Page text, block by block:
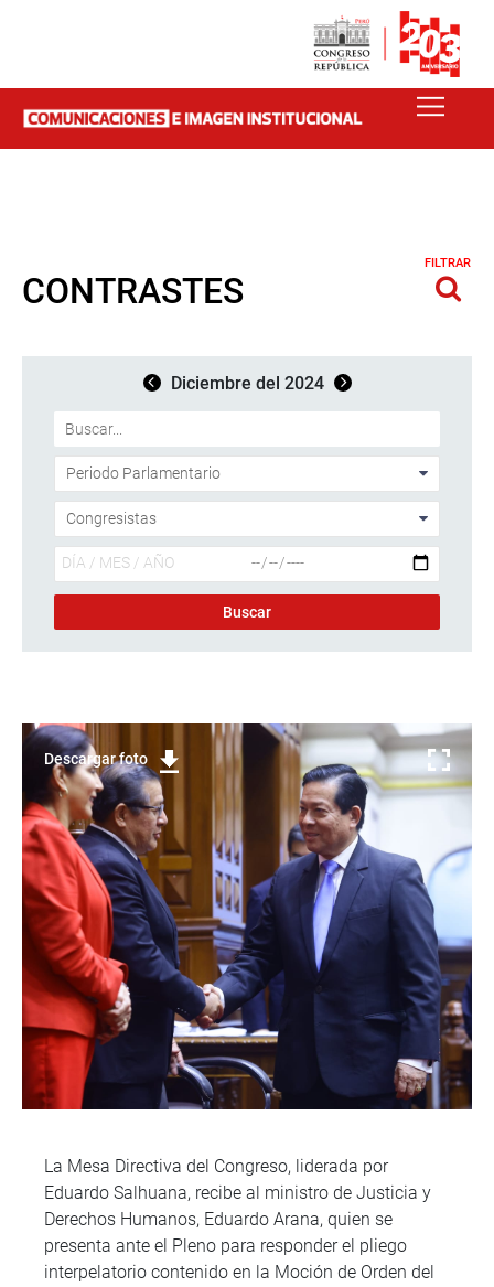
CONTRASTES
FILTRAR
Diciembre del 2024
Descargar foto
La Mesa Directiva del Congreso, liderada por
Eduardo Salhuana, recibe al ministro de Justicia y
Derechos Humanos, Eduardo Arana, quien se
presenta ante el Pleno para responder el pliego
interpelatorio contenido en la Moción de Orden del